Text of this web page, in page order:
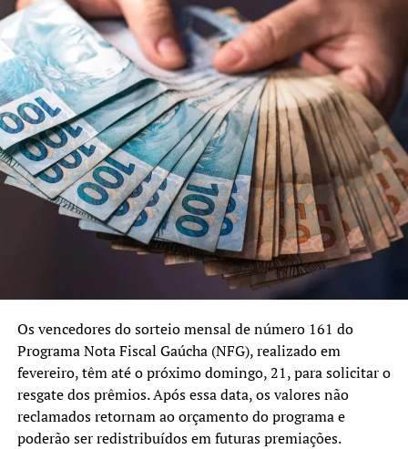
TÓPICOS RELACIONADOS:
AUXÍLIO RECONSTRUÇÃO
BENEFÍCIO
ENCHENTE FRAUDE
GOVERNO FEDERAL
PAGAMENTO
RIO GRANDE DO SUL
A SEGUIR UP
Cadastros para Auxílio Reconstrução têm prazo
prorrogado mais uma vez
NÃO SE ESQUEÇA
Indústria tem queda de 26,2% em maio no RS
Os vencedores do sorteio mensal de número 161 do
Programa Nota Fiscal Gaúcha (NFG), realizado em
fevereiro, têm até o próximo domingo, 21, para solicitar o
resgate dos prêmios. Após essa data, os valores não
reclamados retornam ao orçamento do programa e
poderão ser redistribuídos em futuras premiações.